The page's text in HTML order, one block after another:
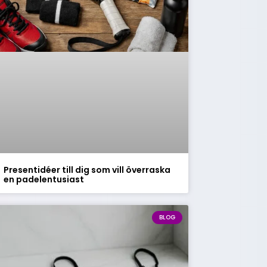
Presentidéer till dig som vill överraska
en padelentusiast
BLOG